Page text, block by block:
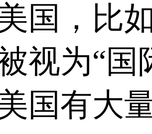
国，比
视为“国
国有大